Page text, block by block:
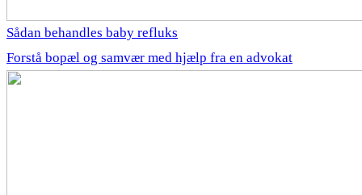
Sådan behandles baby refluks
Forstå bopæl og samvær med hjælp fra en advokat